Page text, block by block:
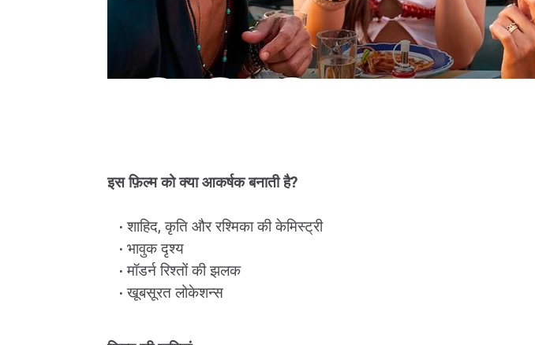
इस फ़िल्म को क्या आकर्षक बनाती है?
शाहिद, कृति और रश्मिका की केमिस्ट्री
भावुक दृश्य
मॉडर्न रिश्तों की झलक
खूबसूरत लोकेशन्स